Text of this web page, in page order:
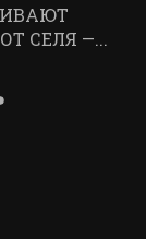
СЕЛЯ —...